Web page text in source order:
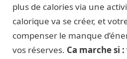
plus de calories via une
calorique va se créer, et
compenser le manque
vos réserves. Ca marche si